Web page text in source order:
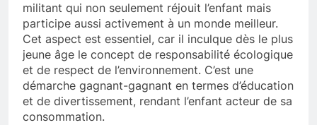
militant qui non seulement réjouit l’enfant mais
participe aussi activement à un monde meilleur.
Cet aspect est essentiel, car il inculque dès le plus
jeune âge le concept de responsabilité écologique
et de respect de l’environnement. C’est une
démarche gagnant-gagnant en termes d’éducation
et de divertissement, rendant l’enfant acteur de sa
consommation.